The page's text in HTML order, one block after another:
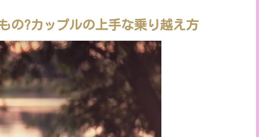
の?カップルの上手な乗り越え方